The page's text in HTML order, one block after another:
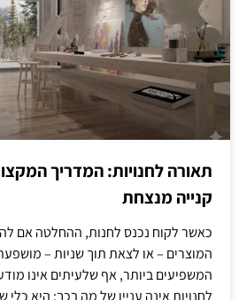
תאורה לחנויות: המדריך
קנייה מנצחת
כאשר לקוח נכנס לחנות, ההחלטה אם
המוצרים – או לצאת תוך שניות –
המשפיעים ביותר, אף שלעיתים אינו
לחנויות אינה עניין של מה בכך: היא כלי